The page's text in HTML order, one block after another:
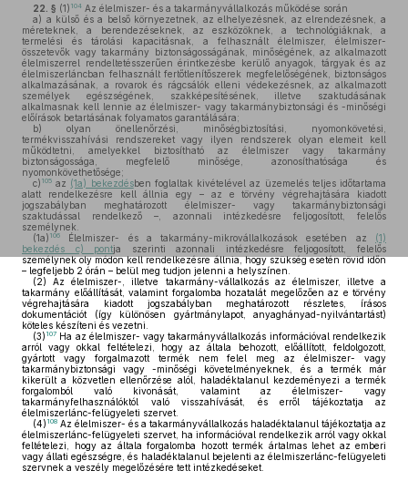
22. § (1) 104 Az élelmiszer- és a takarmányvállalkozás működése során
a) a külső és a belső környezetnek, az elhelyezésnek, az elrendezésnek, a
méreteknek, a berendezéseknek, az eszközöknek, a technológiáknak, a
termelési és tárolási kapacitásnak, a felhasznált élelmiszer, élelmiszer-
összetevők vagy takarmány biztonságosságának, minőségének, az alkalmazott
élelmiszerrel rendeltetésszerűen érintkezésbe kerülő anyagok, tárgyak és az
élelmiszerláncban felhasznált fertőtlenítőszerek megfelelőségének, biztonságos
alkalmazásának, a rovarok és rágcsálók elleni védekezésnek, az alkalmazott
személyek egészségének, szakképesítésének, illetve szaktudásának
alkalmasnak kell lennie az élelmiszer- vagy takarmánybiztonsági és -minőségi
előírások betartásának folyamatos garantálására;
b) olyan önellenőrzési, minőségbiztosítási, nyomonkövetési,
termékvisszahívási rendszereket vagy ilyen rendszerek olyan elemeit kell
működtetni, amelyekkel biztosítható az élelmiszer vagy takarmány
biztonságossága, megfelelő minősége, azonosíthatósága és
nyomonkövethetősége;
c) 105 az (1a) bekezdésben foglaltak kivételével az üzemelés teljes időtartama
alatt rendelkezésre kell állnia egy – az e törvény végrehajtására kiadott
jogszabályban meghatározott élelmiszer- vagy takarmánybiztonsági
szaktudással rendelkező –, azonnali intézkedésre feljogosított, felelős
személynek.
(1a) 106 Élelmiszer- és a takarmány-mikrovállalkozások esetében az (1)
bekezdés c) pontja szerinti azonnali intézkedésre feljogosított, felelős
személynek oly módon kell rendelkezésre állnia, hogy szükség esetén rövid időn
– legfeljebb 2 órán – belül meg tudjon jelenni a helyszínen.
(2) Az élelmiszer-, illetve takarmány-vállalkozás az élelmiszer, illetve a
takarmány előállítását, valamint forgalomba hozatalát megelőzően az e törvény
végrehajtására kiadott jogszabályban meghatározott részletes, írásos
dokumentációt (így különösen gyártmánylapot, anyaghányad-nyilvántartást)
köteles készíteni és vezetni.
(3) 107 Ha az élelmiszer- vagy takarmányvállalkozás információval rendelkezik
arról vagy okkal feltételezi, hogy az általa behozott, előállított, feldolgozott,
gyártott vagy forgalmazott termék nem felel meg az élelmiszer- vagy
takarmánybiztonsági vagy -minőségi követelményeknek, és a termék már
kikerült a közvetlen ellenőrzése alól, haladéktalanul kezdeményezi a termék
forgalomból való kivonását, valamint az élelmiszer- vagy
takarmányfelhasználóktól való visszahívását, és erről tájékoztatja az
élelmiszerlánc-felügyeleti szervet.
(4) 108 Az élelmiszer- és a takarmányvállalkozás haladéktalanul tájékoztatja az
élelmiszerlánc-felügyeleti szervet, ha információval rendelkezik arról vagy okkal
feltételezi, hogy az általa forgalomba hozott termék ártalmas lehet az emberi
vagy állati egészségre, és haladéktalanul bejelenti az élelmiszerlánc-felügyeleti
szervnek a veszély megelőzésére tett intézkedéseket.